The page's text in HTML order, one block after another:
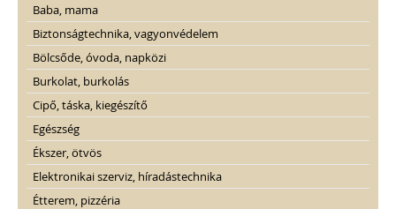
Baba, mama
Biztonságtechnika, vagyonvédelem
Bölcsőde, óvoda, napközi
Burkolat, burkolás
Cipő, táska, kiegészítő
Egészség
Ékszer, ötvös
Elektronikai szerviz, híradástechnika
Étterem, pizzéria